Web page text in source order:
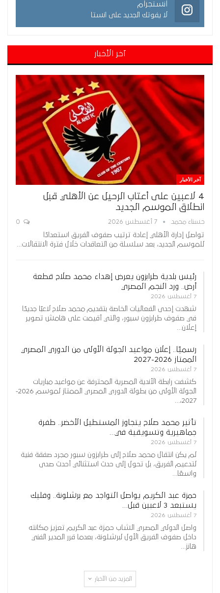
انستجرام
لا يفوتك الجديد على انستا
آخر الأخبار
آخر الأخبار
4 لاعبين على أعتاب الرحيل عن الأهلي قبل
انطلاق الموسم الجديد
حسناء محمد 7 أغسطس 2026
تواصل إدارة الأهلي إعادة ترتيب صفوف الفريق استعدادًا
للموسم الجديد، بعد سلسلة من التعاقدات خلال فترة الانتقالات…
رئيس بلدية طرابزون يعرض إهداء محمد صلاح قطعة
أرض.. ورد النجم المصري
7 أغسطس 2026
شهدت إحدى الفعاليات الخاصة بتقديم محمد صلاح لاعبًا جديدًا
في صفوف طرابزون سبور، والتي أقيمت على هامش تصوير
إعلان…
رسميًا.. إعلان مواعيد الجولة الأولى من الدوري المصري
الممتاز 2026-2027
7 أغسطس 2026
كشفت رابطة الأندية المصرية المحترفة عن مواعيد مباريات
الجولة الأولى من بطولة الدوري المصري الممتاز لموسم 2026-
2027،…
تأثير محمد صلاح يتجاوز المستطيل الأخضر.. طفرة
جماهيرية وتسويقية في…
7 أغسطس 2026
لم يكن انتقال محمد صلاح إلى طرابزون سبور مجرد صفقة فنية
لتدعيم الفريق، بل تحول إلى حدث استثنائي أحدث صدى
واسعًا…
حمزة عبد الكريم يواصل التواجد مع برشلونة.. وفليك
يستبعد 3 لاعبين قبل…
7 أغسطس 2026
واصل الدولي المصري الشاب حمزة عبد الكريم تعزيز مكانته
داخل صفوف الفريق الأول لبرشلونة، بعدما قرر المدير الفني
هانز…
المزيد من الأخبار